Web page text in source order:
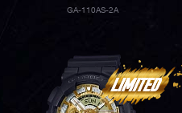
GA-110AS-2A